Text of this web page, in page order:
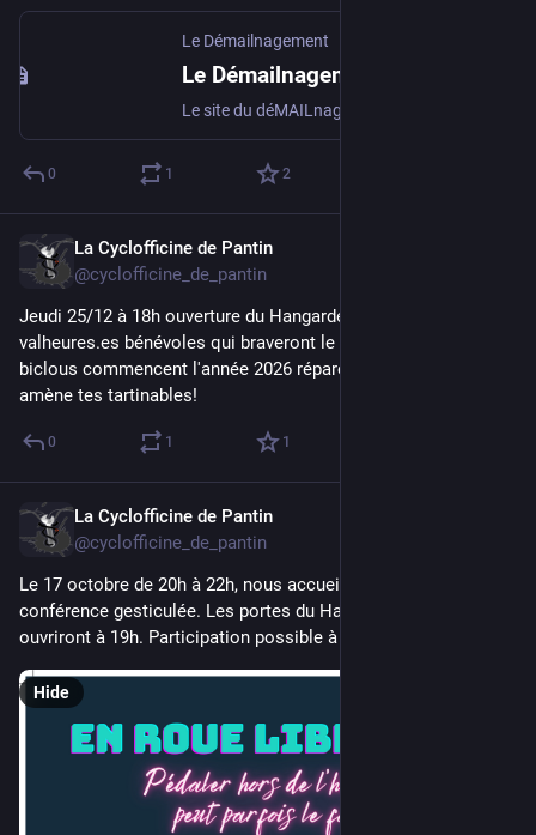
Le Démailnagement
Le Démailnagement
0 1 2
La Cyclofficine de Pantin
@cyclofficine_de_pantin
Jeudi 25/12 à 18h ouverture du Hangarde Boue par 3
valheures.es bénévoles qui braveront le froid pour que vos
biclous commencent l'année 2026 réparés. On fourni le pain,
amène tes tartinables!
0 1 1
La Cyclofficine de Pantin
@cyclofficine_de_pantin
Le 17 octobre de 20h à 22h, nous accueillons Liam·e pour une
conférence gesticulée. Les portes du Hangarde-Boue
ouvriront à 19h. Participation possible à prix libre.
Hide